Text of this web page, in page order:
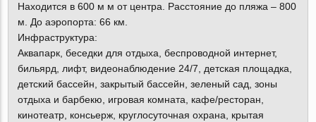
Находится в 600 м м от центра. Расстояние до пляжа – 800
м. До аэропорта: 66 км.
Инфраструктура:
Аквапарк, беседки для отдыха, беспроводной интернет,
бильярд, лифт, видеонаблюдение 24/7, детская площадка,
детский бассейн, закрытый бассейн, зеленый сад, зоны
отдыха и барбекю, игровая комната, кафе/ресторан,
кинотеатр, консьерж, круглосуточная охрана, крытая